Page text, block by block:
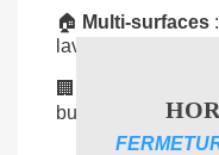
🏠 Multi-surfaces
lavables.
🏢
bureaux, écoles et